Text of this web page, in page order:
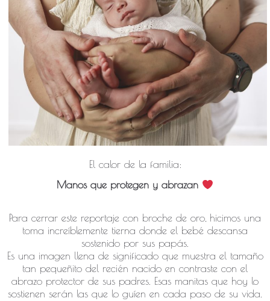
El calor de la familia:
Manos que protegen y abrazan
​Para cerrar este reportaje con broche de oro, hicimos una
toma increíblemente tierna donde el bebé descansa
sostenido por sus papás.
​Es una imagen llena de significado que muestra el tamaño
tan pequeñito del recién nacido en contraste con el
abrazo protector de sus padres. Esas manitas que hoy lo
sostienen serán las que lo guíen en cada paso de su vida.